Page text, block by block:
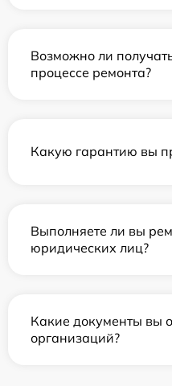
Возможно ли
процессе ремонта?
Какую гарантию вы
Выполняете ли вы
юридических лиц?
Какие документы вы
организаций?